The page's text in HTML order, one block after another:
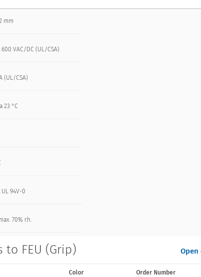
mm
600 VAC/DC (UL/CSA)
(UL/CSA)
23 °C
94V-0
70% r.h.
to FEU (Grip) Open
Color Order Number